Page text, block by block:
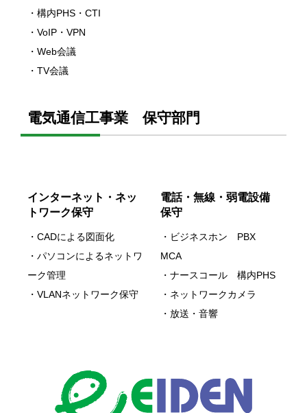
・構内PHS・CTI
・VoIP・VPN
・Web会議
・TV会議
電気通信工事業 保守部門
インターネット・ネッ
トワーク保守
・CADによる図面化
・パソコンによるネットワ
ーク管理
・VLANネットワーク保守
電話・無線・弱電設備
保守
・ビジネスホン PBX
MCA
・ナースコール 構内PHS
・ネットワークカメラ
・放送・音響